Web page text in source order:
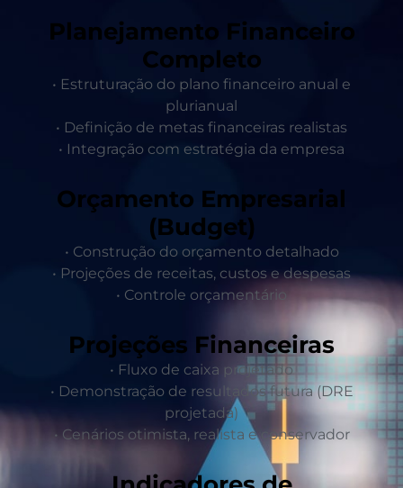
Planejamento Financeiro
Completo
• Estruturação do plano financeiro anual e
plurianual
• Definição de metas financeiras realistas
• Integração com estratégia da empresa
Orçamento Empresarial
(Budget)
• Construção do orçamento detalhado
• Projeções de receitas, custos e despesas
• Controle orçamentário
Projeções Financeiras
• Fluxo de caixa projetado
• Demonstração de resultados futura (DRE
projetada)
• Cenários otimista, realista e conservador